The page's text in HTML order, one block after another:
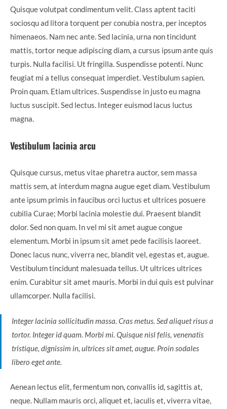
Quisque volutpat condimentum velit. Class aptent taciti
sociosqu ad litora torquent per conubia nostra, per inceptos
himenaeos. Nam nec ante. Sed lacinia, urna non tincidunt
mattis, tortor neque adipiscing diam, a cursus ipsum ante quis
turpis. Nulla facilisi. Ut fringilla. Suspendisse potenti. Nunc
feugiat mi a tellus consequat imperdiet. Vestibulum sapien.
Proin quam. Etiam ultrices. Suspendisse in justo eu magna
luctus suscipit. Sed lectus. Integer euismod lacus luctus
magna.
Vestibulum lacinia arcu
Quisque cursus, metus vitae pharetra auctor, sem massa
mattis sem, at interdum magna augue eget diam. Vestibulum
ante ipsum primis in faucibus orci luctus et ultrices posuere
cubilia Curae; Morbi lacinia molestie dui. Praesent blandit
dolor. Sed non quam. In vel mi sit amet augue congue
elementum. Morbi in ipsum sit amet pede facilisis laoreet.
Donec lacus nunc, viverra nec, blandit vel, egestas et, augue.
Vestibulum tincidunt malesuada tellus. Ut ultrices ultrices
enim. Curabitur sit amet mauris. Morbi in dui quis est pulvinar
ullamcorper. Nulla facilisi.
Integer lacinia sollicitudin massa. Cras metus. Sed aliquet risus a
tortor. Integer id quam. Morbi mi. Quisque nisl felis, venenatis
tristique, dignissim in, ultrices sit amet, augue. Proin sodales
libero eget ante.
Aenean lectus elit, fermentum non, convallis id, sagittis at,
neque. Nullam mauris orci, aliquet et, iaculis et, viverra vitae,